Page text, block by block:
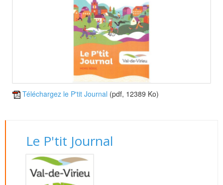
Téléchargez le P'tit Journal (pdf, 12389 Ko)
Le P'tit Journal